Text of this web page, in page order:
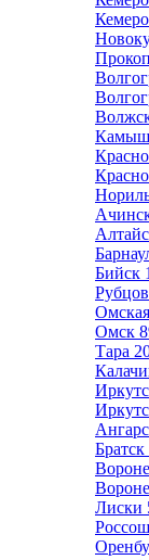
Бийск
Омск
Тара
Братск
Лиски